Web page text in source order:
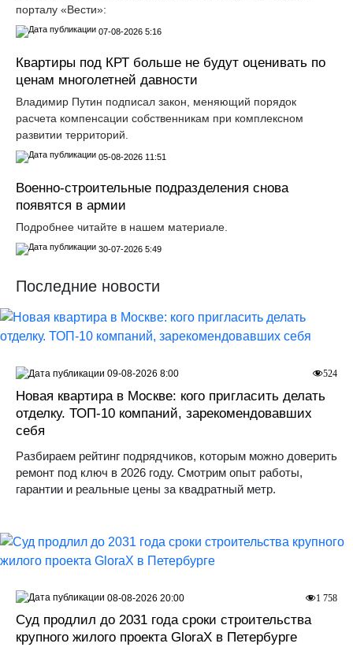
порталу «Вести»:
07-08-2026 5:16
Квартиры под КРТ больше не будут оценивать по
ценам многолетней давности
Владимир Путин подписал закон, меняющий порядок
расчета компенсации собственникам при комплексном
развитии территорий.
05-08-2026 11:51
Военно-строительные подразделения снова
появятся в армии
Подробнее читайте в нашем материале.
30-07-2026 5:49
Последние новости
Новая квартира в Москве: кого пригласить делать
отделку. ТОП-10 компаний, зарекомендовавших
себя
Разбираем рейтинг подрядчиков, которым можно доверить
ремонт под ключ в 2026 году. Смотрим опыт работы,
гарантии и реальные цены за квадратный метр.
524
09-08-2026 8:00
Суд продлил до 2031 года сроки строительства
крупного жилого проекта GloraX в Петербурге
1 758
08-08-2026 20:00